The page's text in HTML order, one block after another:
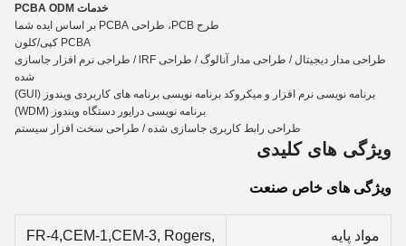
خدمات PCBA ODM
طرح PCB، طراحی PCBA بر اساس ایده شما
PCBA کپی/کلون
طراحی مدار دیجیتال / طراحی مدار آنالوگ / طراحی lRF / طراحی نرم افزار جاسازی
شده
برنامه نویسی نرم افزار و میکروکد برنامه نویسی برنامه های کاربردی ویندوز (GUI)
برنامه نویسی درایور دستگاه ویندوز (WDM)
طراحی رابط کاربری جاسازی شده / طراحی سخت افزار سیستم
ویژگی های کلیدی
ویژگی های خاص صنعت
مواد پایه
FR-4,CEM-1,CEM-3, Rogers,